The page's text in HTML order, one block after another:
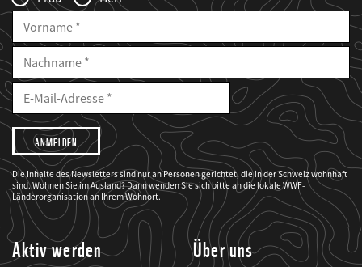
Vorname
Nachname
E-
Mailadresse
E-
Adresse
Ich
möchte,
dass
der
WWF
mich
über
seine
Projekte
informiert.
Die Inhalte des Newsletters sind nur an Personen gerichtet, die in der Schweiz wohnhaft
sind. Wohnen Sie im Ausland? Dann wenden Sie sich bitte an die lokale WWF-
Länderorganisation an Ihrem Wohnort.
Aktiv werden Über uns